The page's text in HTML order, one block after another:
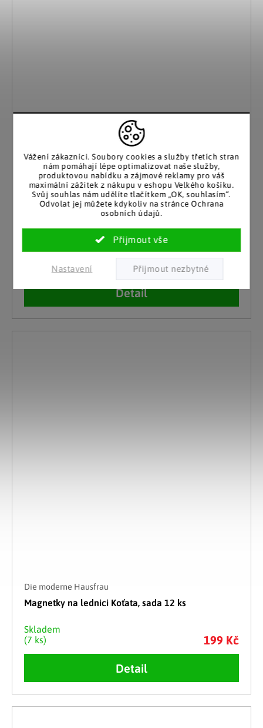
Vážení zákazníci. Soubory cookies a služby třetích stran
nám pomáhají lépe optimalizovat naše služby,
produktovou nabídku a zájmové reklamy pro váš
maximální zážitek z nákupu v eshopu Velkého košíku.
Svůj souhlas nám udělíte tlačítkem „OK, souhlasím“.
Odvolat jej můžete kdykoliv na stránce Ochrana
osobních údajů.
Nastavení
Die moderne Hausfrau
Květináč Čtyři roční období
Skladem
10 a více kusů
399 Kč
Detail
Die moderne Hausfrau
Magnetky na lednici Koťata, sada 12 ks
Skladem
(7 ks)
199 Kč
Detail